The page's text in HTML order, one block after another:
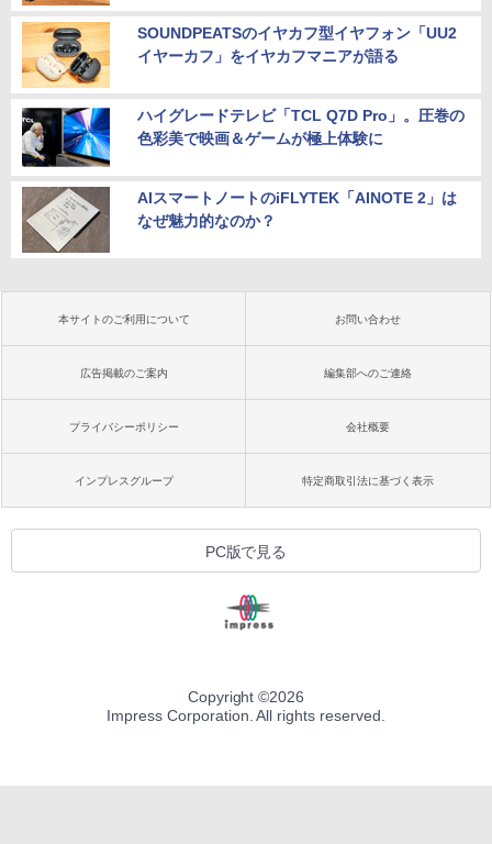
SOUNDPEATSのイヤカフ型イヤフォン「UU2
イヤーカフ」をイヤカフマニアが語る
ハイグレードテレビ「TCL Q7D Pro」。圧巻の
色彩美で映画＆ゲームが極上体験に
AIスマートノートのiFLYTEK「AINOTE 2」は
なぜ魅力的なのか？
本サイトのご利用について お問い合わせ
広告掲載のご案内 編集部へのご連絡
プライバシーポリシー 会社概要
インプレスグループ 特定商取引法に基づく表示
PC版で見る
Copyright ©2026
Impress Corporation. All rights reserved.